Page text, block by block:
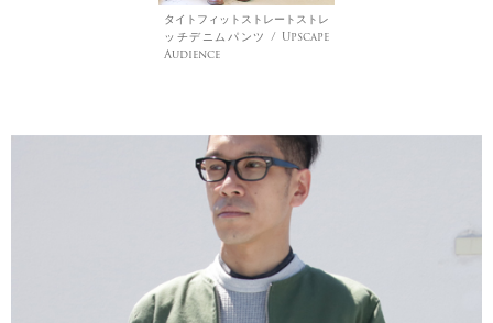
タイトフィットストレートストレ
ッチデニムパンツ / Upscape
Audience